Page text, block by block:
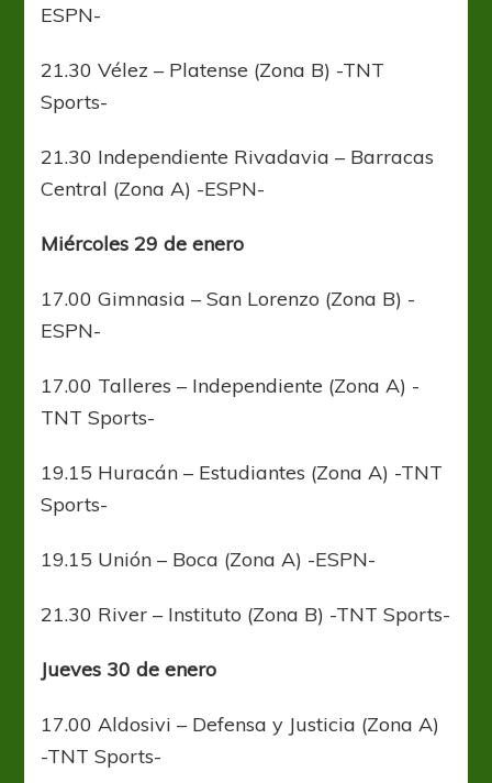
ESPN-
21.30 Vélez – Platense (Zona B) -TNT
Sports-
21.30 Independiente Rivadavia – Barracas
Central (Zona A) -ESPN-
Miércoles 29 de enero
17.00 Gimnasia – San Lorenzo (Zona B) -
ESPN-
17.00 Talleres – Independiente (Zona A) -
TNT Sports-
19.15 Huracán – Estudiantes (Zona A) -TNT
Sports-
19.15 Unión – Boca (Zona A) -ESPN-
21.30 River – Instituto (Zona B) -TNT Sports-
Jueves 30 de enero
17.00 Aldosivi – Defensa y Justicia (Zona A)
-TNT Sports-